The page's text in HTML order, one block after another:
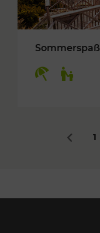
Zurück
1